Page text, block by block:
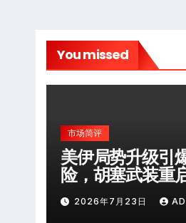
You missed
市场简评
美伊局势升级引
险，胡塞武装重
袭击
2026年7月23日